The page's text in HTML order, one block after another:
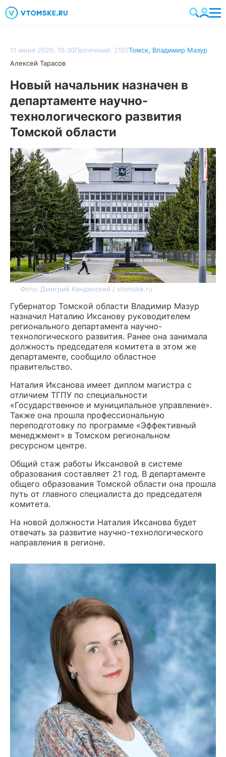
11 июня 2026, 16:30Прочтений: 2107Томск, Владимир Мазур
Алексей Тарасов
Новый начальник назначен в
департаменте научно-
технологического развития
Томской области
Фото: Дмитрий Кандинский / vtomske.ru
Губернатор Томской области Владимир Мазур
назначил Наталию Иксанову руководителем
регионального департамента научно-
технологического развития. Ранее она занимала
должность председателя комитета в этом же
департаменте, сообщило областное
правительство.
Наталия Иксанова имеет диплом магистра с
отличием ТГПУ по специальности
«Государственное и муниципальное управление».
Также она прошла профессиональную
переподготовку по программе «Эффективный
менеджмент» в Томском региональном
ресурсном центре.
Общий стаж работы Иксановой в системе
образования составляет 21 год. В департаменте
общего образования Томской области она прошла
путь от главного специалиста до председателя
комитета.
На новой должности Наталия Иксанова будет
отвечать за развитие научно-технологического
направления в регионе.